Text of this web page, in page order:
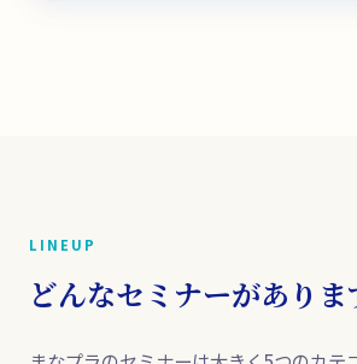
LINEUP
どんなセミナーがありま